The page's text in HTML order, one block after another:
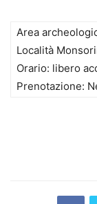
Area
Località
Orario: libero
Prenotazione: